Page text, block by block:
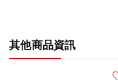
其他商品資訊